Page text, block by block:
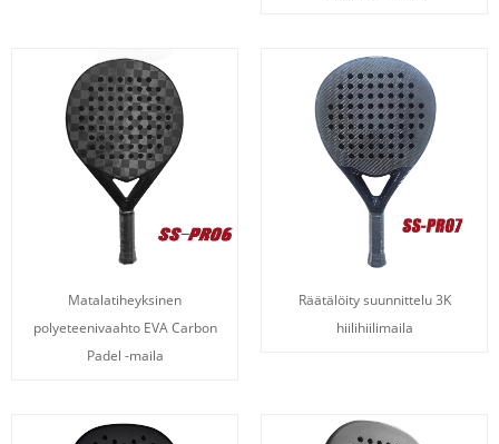
Matalatiheyksinen
polyeteenivaahto EVA Carbon
Padel -maila
Räätälöity suunnittelu 3K
hiilihiilimaila